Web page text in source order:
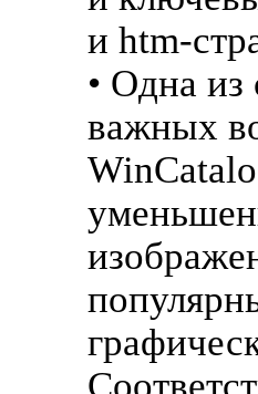
и htm-
• Одна
важных